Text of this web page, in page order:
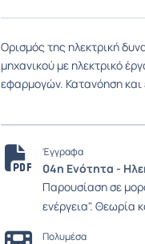
Ορισμός της ηλεκτρική
μηχανικού με ηλεκτρικό
εφαρμογών. Κατανόηση
Έγγραφα
04η Ενότητα -
Παρουσίαση σε
ενέργεια". Θεωρία
Πολυμέσα